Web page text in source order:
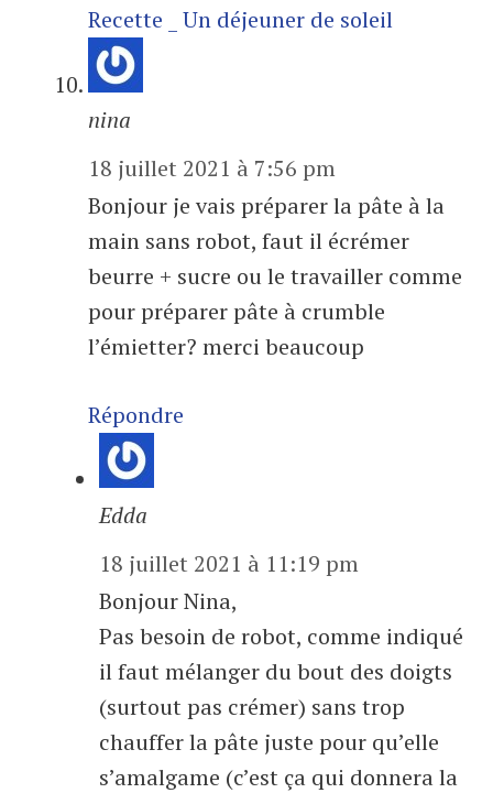
Recette _ Un déjeuner de soleil
nina
18 juillet 2021 à 7:56 pm
Bonjour je vais préparer la pâte à la
main sans robot, faut il écrémer
beurre + sucre ou le travailler comme
pour préparer pâte à crumble
l’émietter? merci beaucoup
Répondre
Edda
18 juillet 2021 à 11:19 pm
Bonjour Nina,
Pas besoin de robot, comme indiqué
il faut mélanger du bout des doigts
(surtout pas crémer) sans trop
chauffer la pâte juste pour qu’elle
s’amalgame (c’est ça qui donnera la